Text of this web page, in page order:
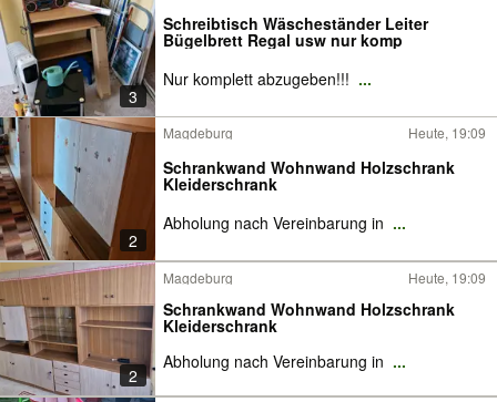
3
Schreibtisch Wäscheständer Leiter
Bügelbrett Regal usw nur komp
Nur komplett abzugeben!!! ...
2
Magdeburg Heute, 19:09
Schrankwand Wohnwand Holzschrank
Kleiderschrank
Abholung nach Vereinbarung in ...
2
Magdeburg Heute, 19:09
Schrankwand Wohnwand Holzschrank
Kleiderschrank
Abholung nach Vereinbarung in ...